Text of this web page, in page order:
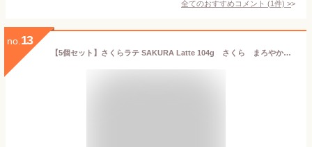
全てのおすすめコメント (1件) >
no. 13
【5個セット】さくらラテ SAKURA Latte 104g さくら まろやか 華やか ミルク 桜 季節限定 春 美味しい リラックス インスタント ホット アイス ア